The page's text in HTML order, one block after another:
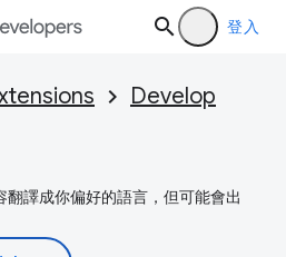
登入
Develop
譯成你偏好的語言，但可能會出